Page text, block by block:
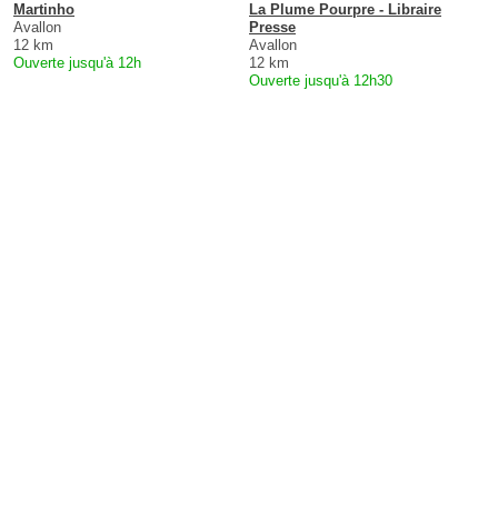
Martinho
Avallon
12 km
Ouverte jusqu'à 12h
La Plume Pourpre - Libraire
Presse
Avallon
12 km
Ouverte jusqu'à 12h30